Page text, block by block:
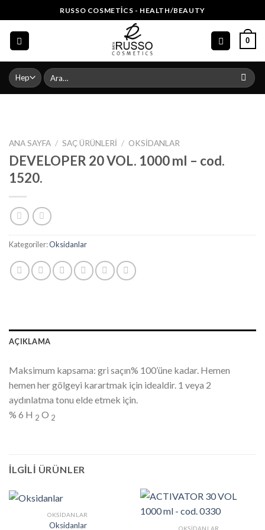
to
content
RUSSO COSMETICS - HEALTH/BEAUTY
0
Ara:
ANA SAYFA / SAÇ ÜRÜNLERI / OKSIDANLAR
DEVELOPER 20 VOL. 1000 ml – cod.
1520.
Kategoriler:Oksidanlar
AÇIKLAMA
Maksimum kapsama: gri saçın% 100’üne kadar. Hemen
hemen her gölgeyi karartmak için idealdir. 1 veya 2
aydınlatma tonu elde etmek için.
% 6 H 2 O 2
İLGILI ÜRÜNLER
OKSIDANLAR
Oksidanlar OKSIDANLAR